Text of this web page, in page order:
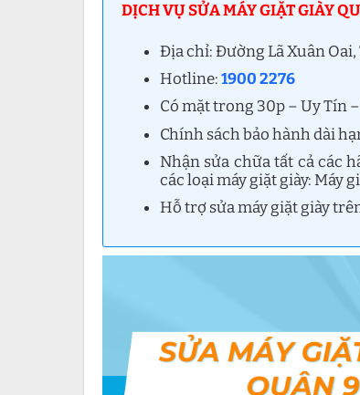
DỊCH VỤ SỬA MÁY GIẶT GIÀY
Địa chỉ: Đường Lã Xuân Oai,
Hotline:1900 2276
Có mặt trong 30p – Uy Tín
Chính sách bảo hành dài
Nhận sửa chữa tất cả các
các loại máy giặt giày: Máy
Hỗ trợ sửa máy giặt giày